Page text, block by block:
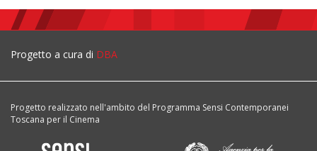
Progetto a cura di DBA
Progetto realizzato nell'ambito del Programma Sensi Contemporanei
Toscana per il Cinema